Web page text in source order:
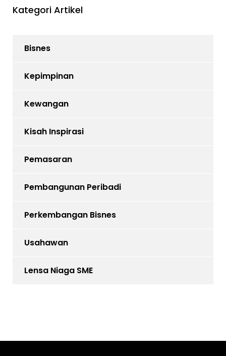
Kategori Artikel
Bisnes
Kepimpinan
Kewangan
Kisah Inspirasi
Pemasaran
Pembangunan Peribadi
Perkembangan Bisnes
Usahawan
Lensa Niaga SME